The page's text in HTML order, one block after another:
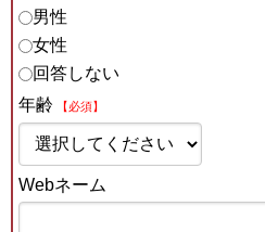
男性
女性
回答しない
年齢
【必須】
Webネーム